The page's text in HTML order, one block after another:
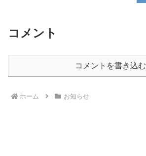
コメント
コメントを書き込む
ホーム お知らせ